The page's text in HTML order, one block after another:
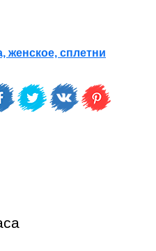
женское, сплетни